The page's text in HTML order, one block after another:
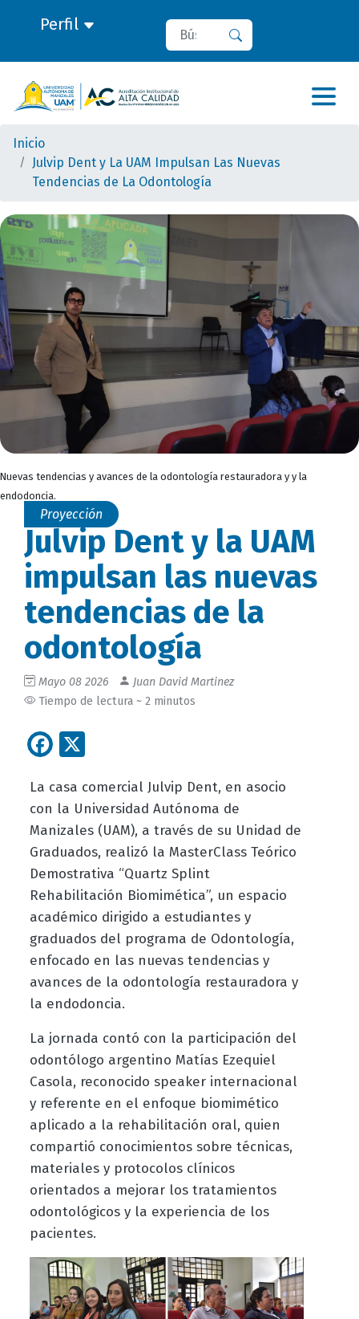
Perfil Buscar
Inicio
Julvip Dent y La UAM Impulsan Las Nuevas
Tendencias de La Odontología
Nuevas tendencias y avances de la odontología restauradora y y la
endodoncia.
Proyección
Julvip Dent y la UAM
impulsan las nuevas
tendencias de la
odontología
Mayo 08 2026
Juan David Martinez
Tiempo de lectura ~ 2 minutos
Facebook
La casa comercial Julvip Dent, en asocio
con la Universidad Autónoma de
Manizales (UAM), a través de su Unidad de
Graduados, realizó la MasterClass Teórico
Demostrativa “Quartz Splint
Rehabilitación Biomimética”, un espacio
académico dirigido a estudiantes y
graduados del programa de Odontología,
enfocado en las nuevas tendencias y
avances de la odontología restauradora y
la endodoncia.
La jornada contó con la participación del
odontólogo argentino Matías Ezequiel
Casola, reconocido speaker internacional
y referente en el enfoque biomimético
aplicado a la rehabilitación oral, quien
compartió conocimientos sobre técnicas,
materiales y protocolos clínicos
orientados a mejorar los tratamientos
odontológicos y la experiencia de los
pacientes.